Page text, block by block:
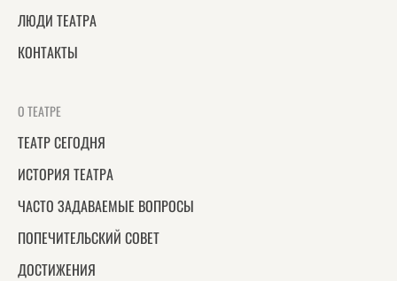
ЛЮДИ ТЕАТРА
КОНТАКТЫ
О ТЕАТРЕ
ТЕАТР СЕГОДНЯ
ИСТОРИЯ ТЕАТРА
ЧАСТО ЗАДАВАЕМЫЕ ВОПРОСЫ
ПОПЕЧИТЕЛЬСКИЙ СОВЕТ
ДОСТИЖЕНИЯ